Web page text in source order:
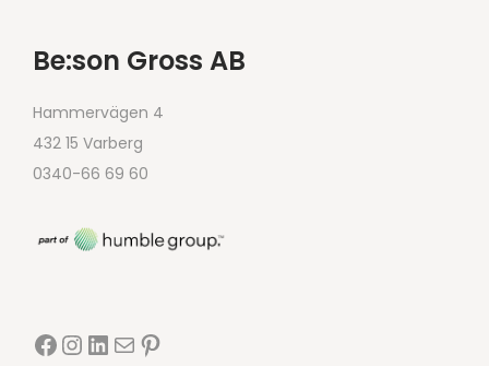
Be:son Gross AB
Hammervägen 4
432 15 Varberg
0340-66 69 60